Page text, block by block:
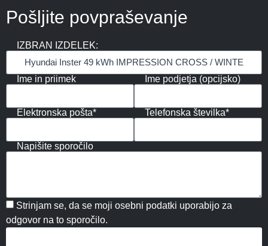
Pošljite povpraševanje
IZBRAN IZDELEK:
Ime in priimek Ime podjetja (opcijsko)
Elektronska pošta* Telefonska številka*
Napišite sporočilo
Strinjam se, da se moji osebni podatki uporabijo za
odgovor na to sporočilo.